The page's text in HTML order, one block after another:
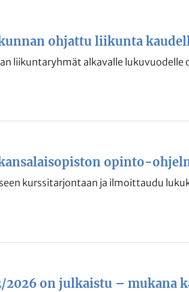
ohjattu liikunta
liikuntaryhmät alkavalle
opinto-
kurssitarjontaan ja ilmoittaudu
2026 on julkaistu – mukana